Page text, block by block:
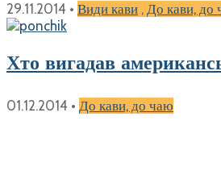
29.11.2014 • Види кави , До кави, до
Хто вигадав
01.12.2014 • До кави, до чаю